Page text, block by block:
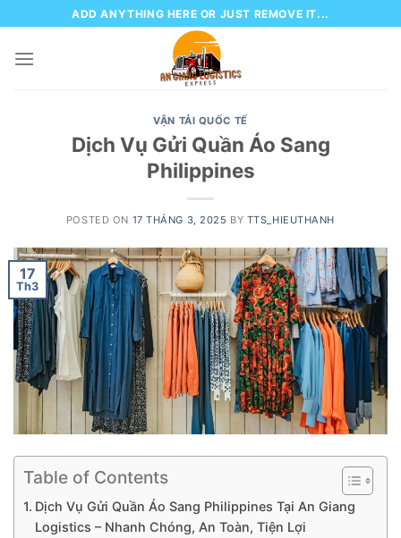
to
content
ADD ANYTHING HERE OR JUST REMOVE IT...
VẬN TẢI QUỐC TẾ
Dịch Vụ Gửi Quần Áo Sang
Philippines
POSTED ON 17 THÁNG 3, 2025 BY TTS_HIEUTHANH
17
Th3
Table of Contents
Dịch Vụ Gửi Quần Áo Sang Philippines Tại An Giang
Logistics – Nhanh Chóng, An Toàn, Tiện Lợi